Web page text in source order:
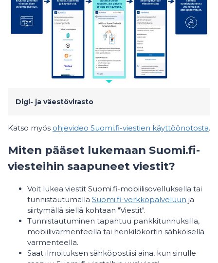
Digi- ja väestövirasto
Katso myös ohjevideo Suomi.fi-viestien käyttöönotosta.
Miten pääset lukemaan Suomi.fi-
viesteihin saapuneet viestit?
Voit lukea viestit Suomi.fi-mobiilisovelluksella tai
tunnistautumalla Suomi.fi-verkkopalveluun ja
siirtymällä siellä kohtaan "Viestit".
Tunnistautuminen tapahtuu pankkitunnuksilla,
mobiilivarmenteella tai henkilökortin sähköisellä
varmenteella.
Saat ilmoituksen sähköpostiisi aina, kun sinulle